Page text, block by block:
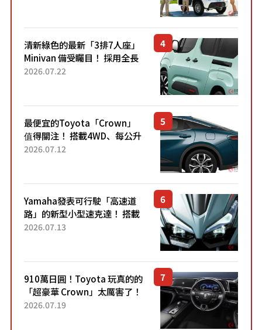
清新綠色的最新「3排7人座」
Minivan 備受矚目！ 採用全長
4.7公尺剛剛好的車身尺寸與
2026.07.22
最便宜的Toyota「Crown」
值得關注！ 搭載4WD、每公升
22.4公里低油耗表現超亮眼！
2026.07.12
Yamaha發表可行駛「高速道
路」的新型小型速克達！ 搭載
能享受超強勁「渦輪感」的動
2026.07.13
910萬日圓！Toyota 玩真的的
「超豪華 Crown」太厲害了！
採用由「匠人技藝」打造的
2026.07.19